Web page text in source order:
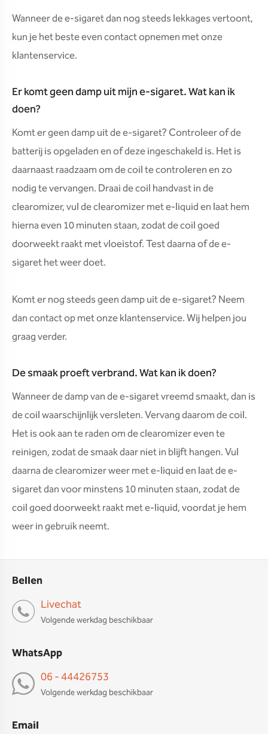
Bellen
Livechat
Volgende werkdag beschikbaar
WhatsApp
06 - 44426753
Volgende werkdag beschikbaar
Email
Wanneer de e-sigaret dan nog steeds lekkages vertoont,
kun je het beste even contact opnemen met onze
klantenservice.
Er komt geen damp uit mijn e-sigaret. Wat kan ik
doen?
Komt er geen damp uit de e-sigaret? Controleer of de
batterij is opgeladen en of deze ingeschakeld is. Het is
daarnaast raadzaam om de coil te controleren en zo
nodig te vervangen. Draai de coil handvast in de
clearomizer, vul de clearomizer met e-liquid en laat hem
hierna even 10 minuten staan, zodat de coil goed
doorweekt raakt met vloeistof. Test daarna of de e-
sigaret het weer doet.
Komt er nog steeds geen damp uit de e-sigaret? Neem
dan contact op met onze klantenservice. Wij helpen jou
graag verder.
De smaak proeft verbrand. Wat kan ik doen?
Wanneer de damp van de e-sigaret vreemd smaakt, dan is
de coil waarschijnlijk versleten. Vervang daarom de coil.
Het is ook aan te raden om de clearomizer even te
reinigen, zodat de smaak daar niet in blijft hangen. Vul
daarna de clearomizer weer met e-liquid en laat de e-
sigaret dan voor minstens 10 minuten staan, zodat de
coil goed doorweekt raakt met e-liquid, voordat je hem
weer in gebruik neemt.